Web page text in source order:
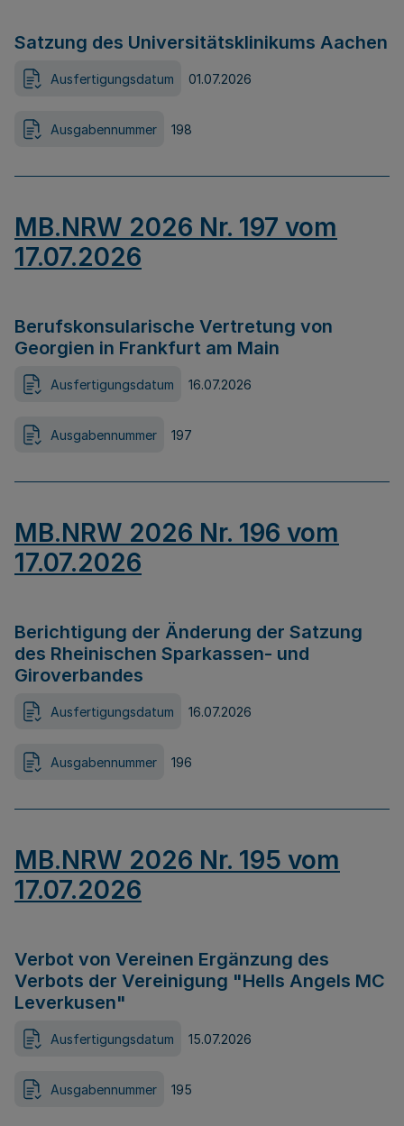
Satzung des Universitätsklinikums Aachen
Ausfertigungsdatum 01.07.2026
Ausgabennummer 198
MB.NRW 2026 Nr. 197 vom
17.07.2026
Berufskonsularische Vertretung von
Georgien in Frankfurt am Main
Ausfertigungsdatum 16.07.2026
Ausgabennummer 197
MB.NRW 2026 Nr. 196 vom
17.07.2026
Berichtigung der Änderung der Satzung
des Rheinischen Sparkassen- und
Giroverbandes
Ausfertigungsdatum 16.07.2026
Ausgabennummer 196
MB.NRW 2026 Nr. 195 vom
17.07.2026
Verbot von Vereinen Ergänzung des
Verbots der Vereinigung "Hells Angels MC
Leverkusen"
Ausfertigungsdatum 15.07.2026
Ausgabennummer 195